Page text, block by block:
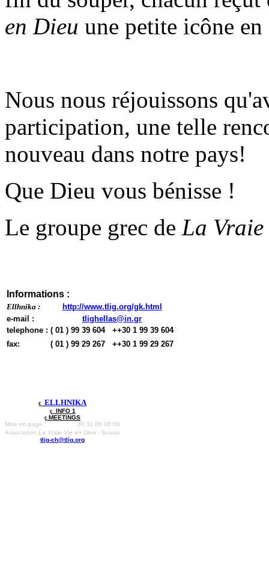
en Dieu une petite icône
Nous nous réjouissons
participation, une telle
nouveau dans notre pays!
Que Dieu vous bénisse !
Le groupe grec de La Vraie
Informations :
Ellhnika :
http://www.tlig.org/gk.html
e-mail :
tlighellas@in.gr
telephone : ( 01 ) 99 39 604
++30 1 99 39 604
fax:
( 01 ) 99 29 267 ++30 1 99 29 267
ç ELLHNIKA
çINFO 1
ç MEETINGS
Mise en page :
30.11.06 08:06
Association La Vraie Vie en Dieu - Suisse
tlig-ch@tlig.org